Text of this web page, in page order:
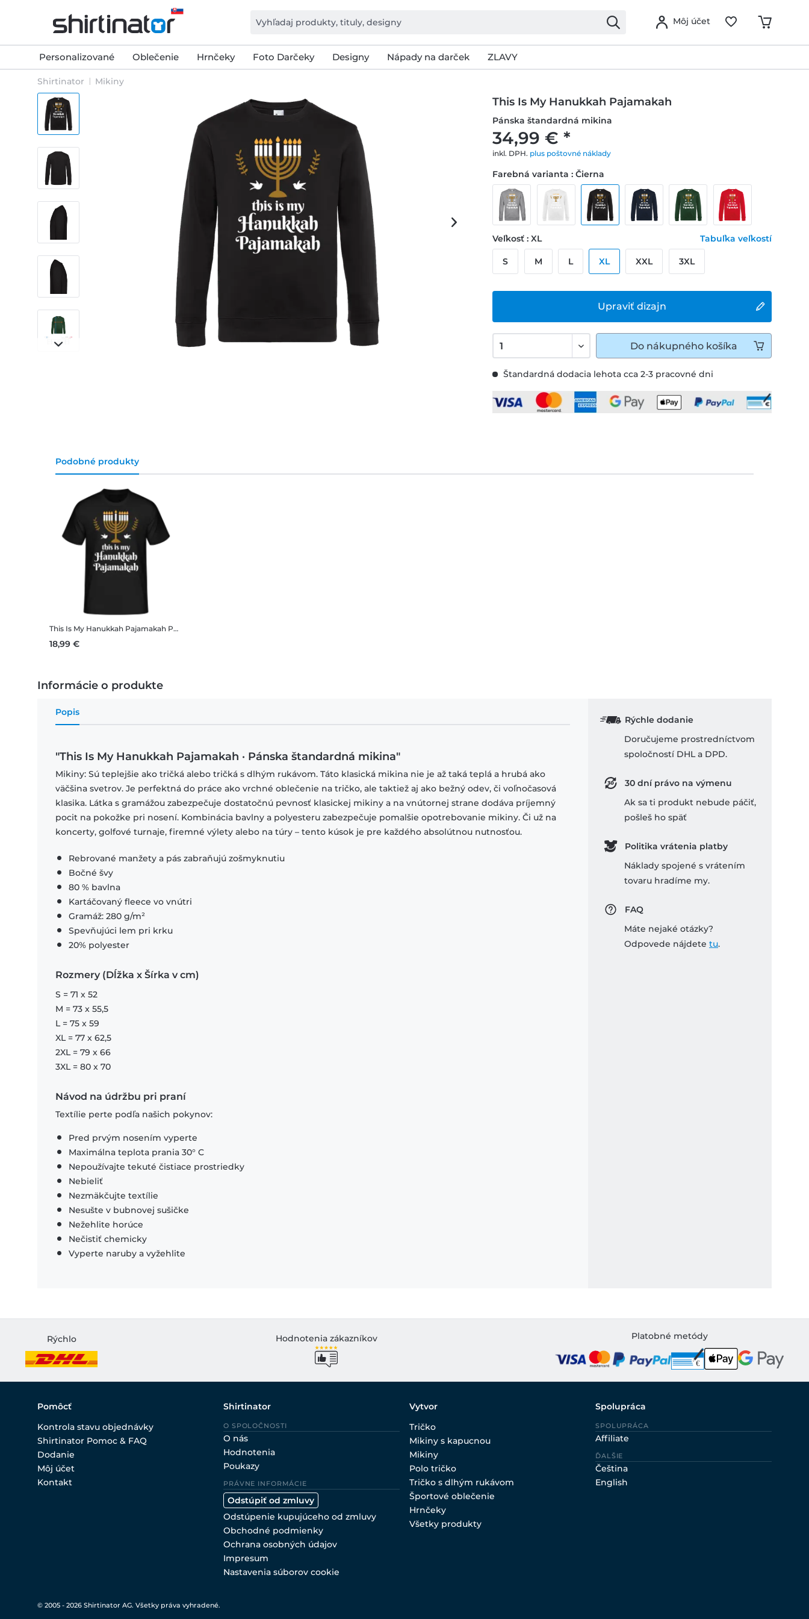
Môj účet
Personalizované Oblečenie Hrnčeky Foto Darčeky Designy Nápady na darček ZLAVY
Shirtinator Mikiny
This Is My Hanukkah Pajamakah
Pánska štandardná mikina
34,99 € *
inkl. DPH. plus poštovné náklady
Štandardná dodacia lehota cca 2-3 pracovné dni
Upraviť dizajn
Farebná varianta : Čierna
Veľkosť : XL Tabuľka veľkostí
S M L XL XXL 3XL
Do nákupného košíka
Podobné produkty
This Is My Hanukkah Pajamakah Pánske tričko B&C
18,99 €
Informácie o produkte
Popis
"This Is My Hanukkah Pajamakah · Pánska štandardná mikina"
Mikiny: Sú teplejšie ako tričká alebo tričká s dlhým rukávom. Táto klasická mikina nie je až taká teplá a hrubá ako
väčšina svetrov. Je perfektná do práce ako vrchné oblečenie na tričko, ale taktiež aj ako bežný odev, či voľnočasová
klasika. Látka s gramážou zabezpečuje dostatočnú pevnosť klasickej mikiny a na vnútornej strane dodáva príjemný
pocit na pokožke pri nosení. Kombinácia bavlny a polyesteru zabezpečuje pomalšie opotrebovanie mikiny. Či už na
koncerty, golfové turnaje, firemné výlety alebo na túry – tento kúsok je pre každého absolútnou nutnosťou.
Rebrované manžety a pás zabraňujú zošmyknutiu
Bočné švy
80 % bavlna
Kartáčovaný fleece vo vnútri
Gramáž: 280 g/m²
Spevňujúci lem pri krku
20% polyester
Rozmery (Dĺžka x Šírka v cm)
S = 71 x 52
M = 73 x 55,5
L = 75 x 59
XL = 77 x 62,5
2XL = 79 x 66
3XL = 80 x 70
Návod na údržbu pri praní
Textílie perte podľa našich pokynov:
Pred prvým nosením vyperte
Maximálna teplota prania 30° C
Nepoužívajte tekuté čistiace prostriedky
Nebieliť
Nezmäkčujte textílie
Nesušte v bubnovej sušičke
Nežehlite horúce
Nečistiť chemicky
Vyperte naruby a vyžehlite
Rýchle dodanie
Doručujeme prostredníctvom
spoločností DHL a DPD.
30 dní právo na výmenu
Ak sa ti produkt nebude páčiť,
pošleš ho späť
Politika vrátenia platby
Náklady spojené s vrátením
tovaru hradíme my.
FAQ
Máte nejaké otázky?
Odpovede nájdete tu.
Rýchlo Hodnotenia zákazníkov Platobné metódy
Pomôcť
Kontrola stavu objednávky
Shirtinator Pomoc & FAQ
Dodanie
Môj účet
Kontakt
Shirtinator
O SPOLOČNOSTI
O nás
Hodnotenia
Poukazy
PRÁVNE INFORMÁCIE
Odstúpiť od zmluvy
Odstúpenie kupujúceho od zmluvy
Obchodné podmienky
Ochrana osobných údajov
Impresum
Nastavenia súborov cookie
Vytvor
Tričko
Mikiny s kapucnou
Mikiny
Polo tričko
Tričko s dlhým rukávom
Športové oblečenie
Hrnčeky
Všetky produkty
Spolupráca
SPOLUPRÁCA
Affiliate
ĎALŠIE
Čeština
English
© 2005 - 2026 Shirtinator AG. Všetky práva vyhradené.